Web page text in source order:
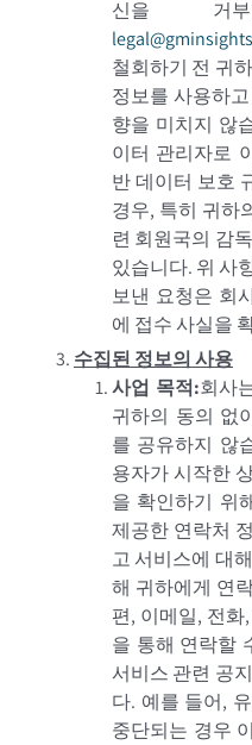
신을 거
철회하기 전 귀
정보를 사용하
향을 미치지 않
이터 관리자로
반 데이터 보호
경우, 특히 귀하
련 회원국의 감
있습니다. 위 사
보낸 요청은 회
에 접수 사실을
수집된 정보의 사용
사업 목적:회사
귀하의 동의 없
를 공유하지 않
용자가 시작한
을 확인하기 위
제공한 연락처
고 서비스에 대
해 귀하에게 연
편, 이메일, 전화
을 통해 연락할
서비스 관련 공
다. 예를 들어,
중단되는 경우